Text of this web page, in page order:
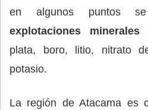
en algunos puntos
explotaciones minerales
plata, boro, litio, nitrato
potasio.
La región de Atacama es